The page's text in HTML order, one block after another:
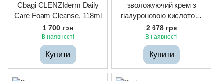
Obagi CLENZIderm Daily
Care Foam Cleanse, 118ml
1 700 грн
В наявності
Купити
зволожуючий крем з
гіалуроновою кислотою,
пептидами та церамідами
SUZANOBAGIMD Moisture
Restore, 50ml
2 678 грн
В наявності
Купити